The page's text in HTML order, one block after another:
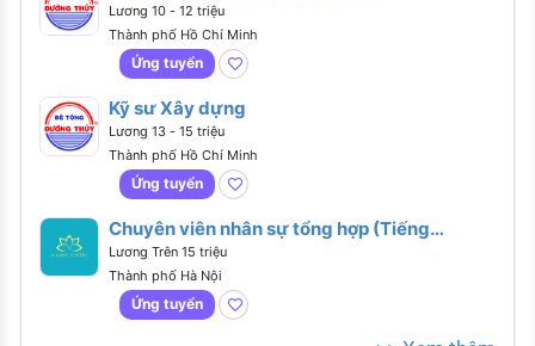
Lương 10 - 12 triệu
Thành phố Hồ Chí Minh
Ứng tuyển
Kỹ sư Xây dựng
Lương 13 - 15 triệu
Thành phố Hồ Chí Minh
Ứng tuyển
Chuyên viên nhân sự tổng hợp (Tiếng
Anh giao tiếp)
Lương Trên 15 triệu
Thành phố Hà Nội
Ứng tuyển